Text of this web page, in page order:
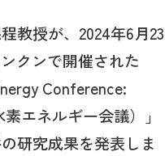
教授が、2024年6月23
クンで開催された
Conference:
エネルギー会議）」
研究成果を発表しま